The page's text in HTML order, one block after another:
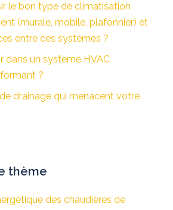
le bon type de climatisation
(murale, mobile, plafonnier) et
entre ces systèmes ?
dans un système HVAC
?
drainage qui menacent votre
thème
des chaudières de